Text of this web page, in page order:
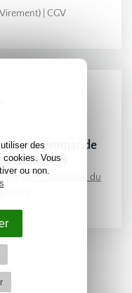
des
cookies. Vous
ou non.
CGV
commande
(67)
après validation du